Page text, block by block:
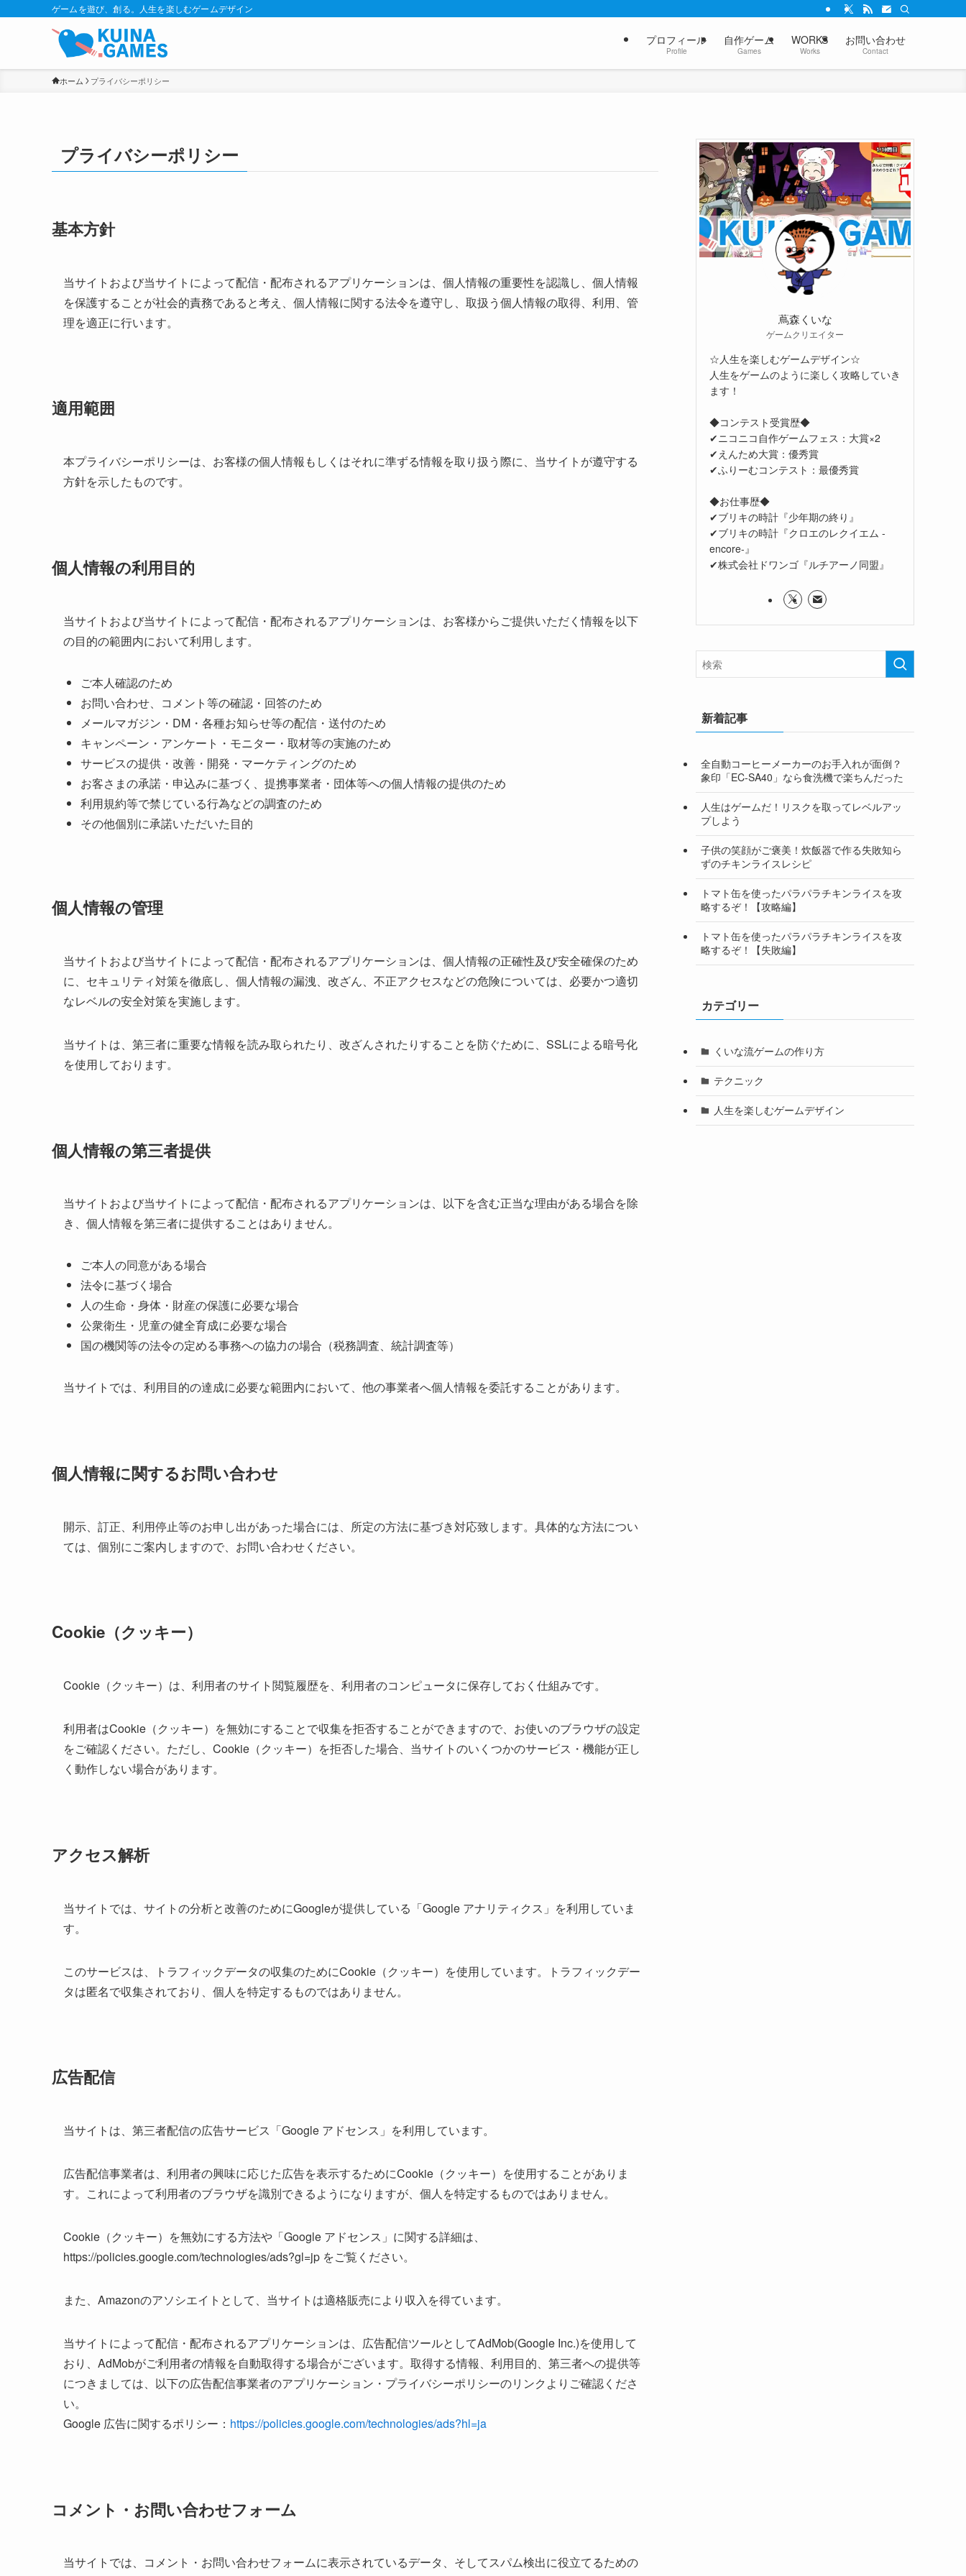
ゲームを遊び、創る。人生を楽しむゲームデザイン
プロフィール
Profile
自作ゲーム
Games
WORKS
Works
お問い合わせ
Contact
ホーム プライバシーポリシー
プライバシーポリシー
基本方針
当サイトおよび当サイトによって配信・配布されるアプリケーションは、個人情報の重要性を認識し、個人情報
を保護することが社会的責務であると考え、個人情報に関する法令を遵守し、取扱う個人情報の取得、利用、管
理を適正に行います。
適用範囲
本プライバシーポリシーは、お客様の個人情報もしくはそれに準ずる情報を取り扱う際に、当サイトが遵守する
方針を示したものです。
個人情報の利用目的
当サイトおよび当サイトによって配信・配布されるアプリケーションは、お客様からご提供いただく情報を以下
の目的の範囲内において利用します。
ご本人確認のため
お問い合わせ、コメント等の確認・回答のため
メールマガジン・DM・各種お知らせ等の配信・送付のため
キャンペーン・アンケート・モニター・取材等の実施のため
サービスの提供・改善・開発・マーケティングのため
お客さまの承諾・申込みに基づく、提携事業者・団体等への個人情報の提供のため
利用規約等で禁じている行為などの調査のため
その他個別に承諾いただいた目的
個人情報の管理
当サイトおよび当サイトによって配信・配布されるアプリケーションは、個人情報の正確性及び安全確保のため
に、セキュリティ対策を徹底し、個人情報の漏洩、改ざん、不正アクセスなどの危険については、必要かつ適切
なレベルの安全対策を実施します。
当サイトは、第三者に重要な情報を読み取られたり、改ざんされたりすることを防ぐために、SSLによる暗号化
を使用しております。
個人情報の第三者提供
当サイトおよび当サイトによって配信・配布されるアプリケーションは、以下を含む正当な理由がある場合を除
き、個人情報を第三者に提供することはありません。
ご本人の同意がある場合
法令に基づく場合
人の生命・身体・財産の保護に必要な場合
公衆衛生・児童の健全育成に必要な場合
国の機関等の法令の定める事務への協力の場合（税務調査、統計調査等）
当サイトでは、利用目的の達成に必要な範囲内において、他の事業者へ個人情報を委託することがあります。
個人情報に関するお問い合わせ
開示、訂正、利用停止等のお申し出があった場合には、所定の方法に基づき対応致します。具体的な方法につい
ては、個別にご案内しますので、お問い合わせください。
Cookie（クッキー）
Cookie（クッキー）は、利用者のサイト閲覧履歴を、利用者のコンピュータに保存しておく仕組みです。
利用者はCookie（クッキー）を無効にすることで収集を拒否することができますので、お使いのブラウザの設定
をご確認ください。ただし、Cookie（クッキー）を拒否した場合、当サイトのいくつかのサービス・機能が正し
く動作しない場合があります。
アクセス解析
当サイトでは、サイトの分析と改善のためにGoogleが提供している「Google アナリティクス」を利用していま
す。
このサービスは、トラフィックデータの収集のためにCookie（クッキー）を使用しています。トラフィックデー
タは匿名で収集されており、個人を特定するものではありません。
広告配信
当サイトは、第三者配信の広告サービス「Google アドセンス」を利用しています。
広告配信事業者は、利用者の興味に応じた広告を表示するためにCookie（クッキー）を使用することがありま
す。これによって利用者のブラウザを識別できるようになりますが、個人を特定するものではありません。
Cookie（クッキー）を無効にする方法や「Google アドセンス」に関する詳細は、
https://policies.google.com/technologies/ads?gl=jp をご覧ください。
また、Amazonのアソシエイトとして、当サイトは適格販売により収入を得ています。
当サイトによって配信・配布されるアプリケーションは、広告配信ツールとしてAdMob(Google Inc.)を使用して
おり、AdMobがご利用者の情報を自動取得する場合がございます。取得する情報、利用目的、第三者への提供等
につきましては、以下の広告配信事業者のアプリケーション・プライバシーポリシーのリンクよりご確認くださ
い。
Google 広告に関するポリシー： https://policies.google.com/technologies/ads?hl=ja
コメント・お問い合わせフォーム
当サイトでは、コメント・お問い合わせフォームに表示されているデータ、そしてスパム検出に役立てるための
蔦森くいな
ゲームクリエイター
☆人生を楽しむゲームデザイン☆
人生をゲームのように楽しく攻略していき
ます！
◆コンテスト受賞歴◆
✔ニコニコ自作ゲームフェス：大賞×2
✔えんため大賞：優秀賞
✔ふりーむコンテスト：最優秀賞
◆お仕事歴◆
✔ブリキの時計『少年期の終り』
✔ブリキの時計『クロエのレクイエム -
encore-』
✔株式会社ドワンゴ『ルチアーノ同盟』
新着記事
全自動コーヒーメーカーのお手入れが面倒？
象印「EC-SA40」なら食洗機で楽ちんだった
人生はゲームだ！リスクを取ってレベルアッ
プしよう
子供の笑顔がご褒美！炊飯器で作る失敗知ら
ずのチキンライスレシピ
トマト缶を使ったパラパラチキンライスを攻
略するぞ！【攻略編】
トマト缶を使ったパラパラチキンライスを攻
略するぞ！【失敗編】
カテゴリー
くいな流ゲームの作り方
テクニック
人生を楽しむゲームデザイン